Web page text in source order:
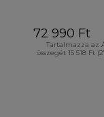
72 990 Ft
Tartalmazza az
összegét 15 518 Ft